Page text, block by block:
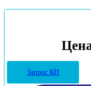
Запрос КП